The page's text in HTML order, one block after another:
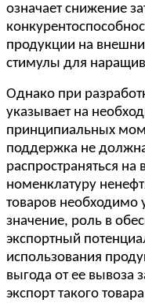
означает снижение
продукции на
стимулы для
Однако при
указывает на
принципиальных
поддержка не
распространяться
номенклатуру
товаров необходимо
значение, роль в
экспортный
использования
выгода от ее вывоза
экспорт такого